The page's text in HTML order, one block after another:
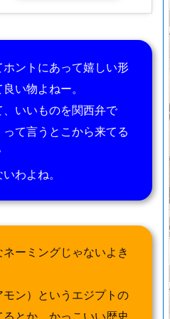
ホントにあって嬉しい形
い物よねー。
いいものを関西弁で
って言うとこから来てる
わよね。
ーミングじゃないよき
モン）というエジプトの
とか、かっこいい歴史